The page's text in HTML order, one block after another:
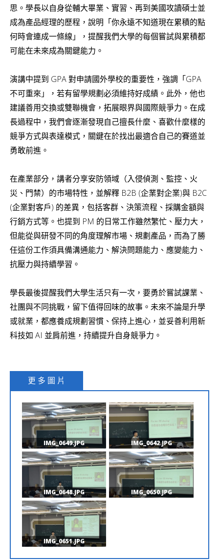
n
思。學長以自身從輔大畢業、實習、再到美國攻讀碩士並
成為產品經理的歷程，說明「你永遠不知道現在累積的點
何時會連成一條線」，提醒我們大學的每個嘗試與累積都
可能在未來成為關鍵能力。
演講中提到 GPA 對申請國外學校的重要性，強調「GPA
不可重來」，若有留學規劃必須維持好成績。此外，他也
建議善用交換或雙聯機會，拓展眼界與國際競爭力。在成
長過程中，我們會逐漸發現自己擅長什麼、喜歡什麼樣的
競爭方式與表達模式，關鍵在於找出最適合自己的賽道並
勇敢前進。
在產業部分，講者分享安防領域（入侵偵測、監控、火
災、門禁）的市場特性，並解釋 B2B (企業對企業)與 B2C
(企業對客戶) 的差異，包括客群、決策流程、採購金額與
行銷方式等。也提到 PM 的日常工作雖然繁忙、壓力大，
但能從與研發不同的角度理解市場、規劃產品，而為了勝
任這份工作須具備溝通能力、解決問題能力、應變能力、
抗壓力與持續學習。
學長最後提醒我們大學生活只有一次，要勇於嘗試課業、
社團與不同挑戰，留下值得回味的故事。未來不論是升學
或就業，都應養成規劃習慣、保持上進心，並妥善利用新
科技如 AI 並肩前進，持續提升自身競爭力。
更 多 圖 片
IMG_0649.JPG IMG_0642.JPG
IMG_0648.JPG IMG_0650.JPG
IMG_0651.JPG